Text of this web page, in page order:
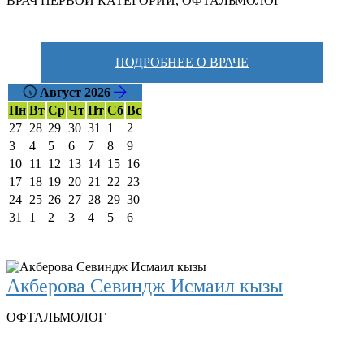
ПОДРОБНЕЕ О ВРАЧЕ
Август 2026
Пн Вт Ср Чт Пт Сб Вс
27 28 29 30 31 1
2
3
4 5 6 7 8
9
10 11 12 13 14 15 16
17 18 19 20 21 22 23
24 25 26 27 28 29 30
31
1 2 3 4 5 6
Акберова Севиндж Исмаил кызы
ОФТАЛЬМОЛОГ